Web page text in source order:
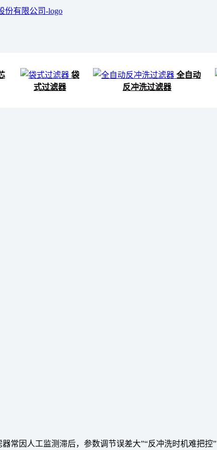
袋
式过滤器
全自动
反冲洗过滤器
常因人工监测滞后，参数调节误差大”“反冲洗时机难把